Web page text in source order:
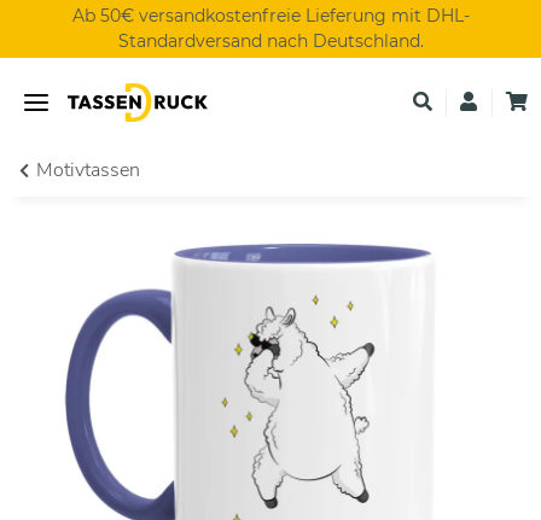
Ab 50€ versandkostenfreie Lieferung mit DHL-
Standardversand nach Deutschland.
Motivtassen